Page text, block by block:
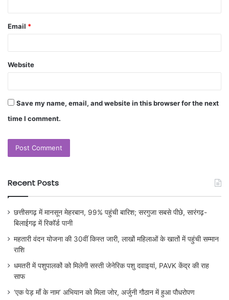
Email *
Website
Save my name, email, and website in this browser for the next
time I comment.
Recent Posts
छत्तीसगढ़ में मानसून मेहरबान, 99% पहुंची बारिश; सरगुजा सबसे पीछे, सारंगढ़-
बिलाईगढ़ में रिकॉर्ड पानी
महतारी वंदन योजना की 30वीं किस्त जारी, लाखों महिलाओं के खातों में पहुंची सम्मान
राशि
धमतरी में पशुपालकों को मिलेगी सस्ती जेनेरिक पशु दवाइयां, PAVK केंद्र की राह
साफ
‘एक पेड़ माँ के नाम’ अभियान को मिला जोर, अर्जुनी गौठान में हुआ पौधरोपण